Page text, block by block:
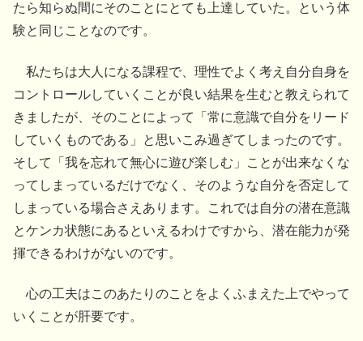
たら知らぬ間にそのことにとても上達していた。という体
験と同じことなのです。
私たちは大人になる課程で、理性でよく考え自分自身を
コントロールしていくことが良い結果を生むと教えられて
きましたが、そのことによって「常に意識で自分をリード
していくものである」と思いこみ過ぎてしまったのです。
そして「我を忘れて無心に遊び楽しむ」ことが出来なくな
ってしまっているだけでなく、そのような自分を否定して
しまっている場合さえあります。これでは自分の潜在意識
とケンカ状態にあるといえるわけですから、潜在能力が発
揮できるわけがないのです。
心の工夫はこのあたりのことをよくふまえた上でやって
いくことが肝要です。